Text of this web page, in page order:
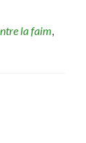
la faim,